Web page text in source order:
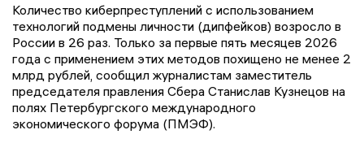
Количество киберпреступлений с использованием
технологий подмены личности (дипфейков) возросло в
России в 26 раз. Только за первые пять месяцев 2026
года с применением этих методов похищено не менее 2
млрд рублей, сообщил журналистам заместитель
председателя правления Сбера Станислав Кузнецов на
полях Петербургского международного
экономического форума (ПМЭФ).